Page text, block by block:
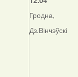
Гродна,
Дз.Вінчэўскі